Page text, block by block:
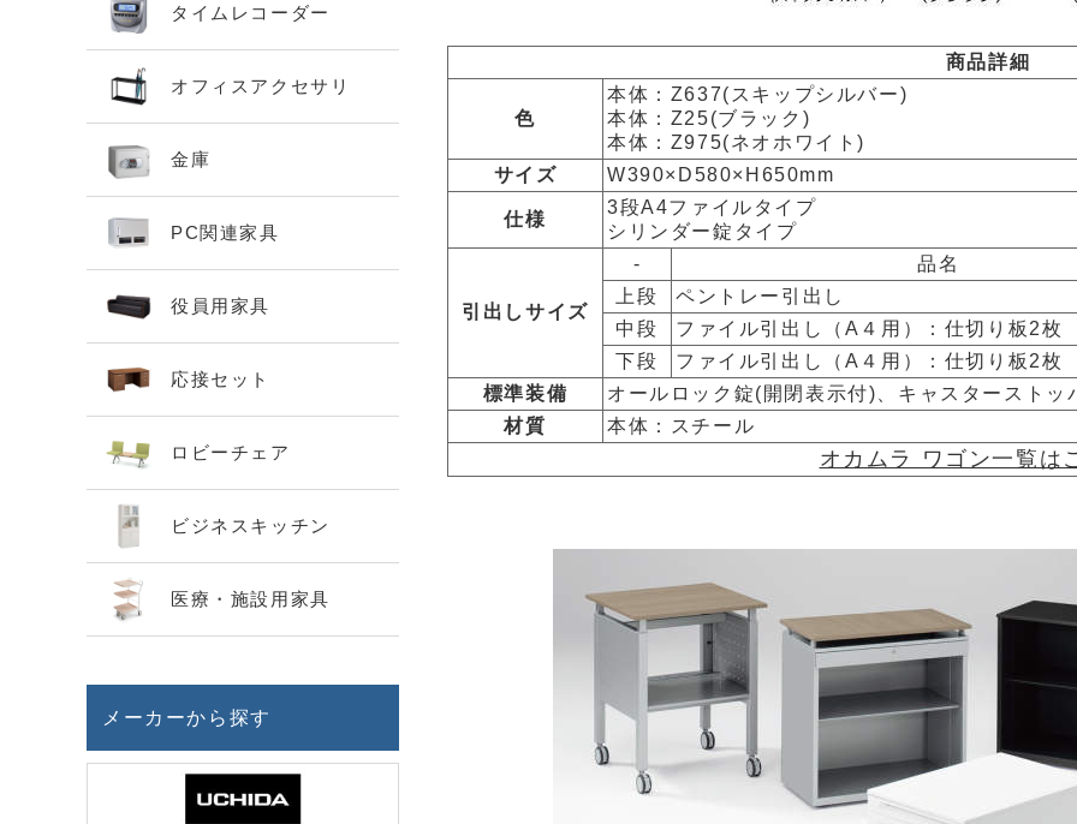
商品詳細
色
本体：Z637(スキップシルバー)
本体：Z25(ブラック)
本体：Z975(ネオホワイト)
サイズ
W390×D580×H650mm
仕様
3段A4ファイルタイプ
シリンダー錠タイプ
引出しサイズ
-
品名
上段
ペントレー引出し
中段
ファイル引出し（A４用）：仕切り板2枚
下段
ファイル引出し（A４用）：仕切り板2枚
標準装備
オールロック錠(開閉表示付)、キャスタースト
材質
本体：スチール
オカムラ ワゴン一覧は
タイムレコーダー
オフィスアクセサリ
金庫
PC関連家具
役員用家具
応接セット
ロビーチェア
ビジネスキッチン
医療・施設用家具
メーカーから探す